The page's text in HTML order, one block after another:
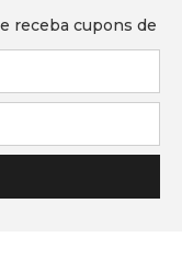
receba cupons de